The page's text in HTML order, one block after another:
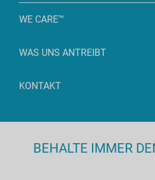
WE CARE™
WAS UNS ANTREIBT
KONTAKT
BEHALTE IMMER